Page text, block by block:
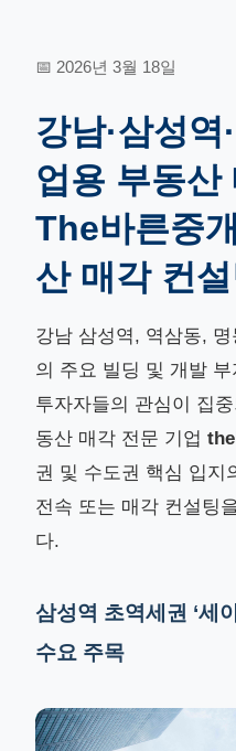
📅 2026년 3월 18일
강남·삼성
업용 부동
The바른중
산 매각 컨
강남 삼성역, 역삼동,
의 주요 빌딩 및 개발
투자자들의 관심이 집
동산 매각 전문 기업
권 및 수도권 핵심 입지
전속 또는 매각 컨설팅
다.
삼성역 초역세권 ‘세
수요 주목